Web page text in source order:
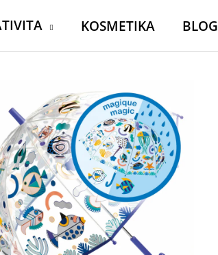
KOSMETIKA BLOG
VODNÍ BOMBA -
(ZNOVUPOUŽITELNÁ)|
V REJŽI